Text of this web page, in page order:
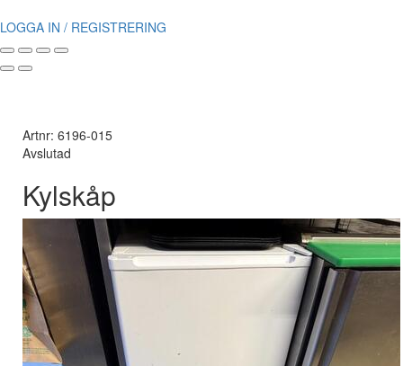
LOGGA IN / REGISTRERING
Artnr: 6196-015
Avslutad
Kylskåp